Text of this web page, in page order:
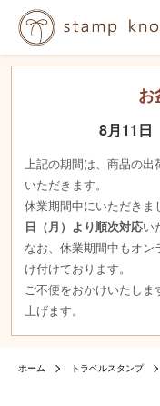
お
8月11日
上記の期間は、商品の
いただきます。
休業期間中にいただきま
日（月）より順次対応い
なお、休業期間中もオ
け付けております。
ご不便をおかけいたし
上げます。
ホーム トラベルスタンプ